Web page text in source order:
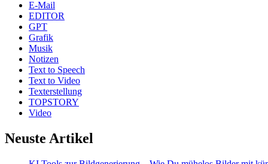
E-Mail
EDITOR
GPT
Grafik
Musik
Notizen
Text to Speech
Text to Video
Texterstellung
TOPSTORY
Video
Neuste Artikel